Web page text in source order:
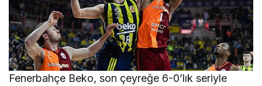
Fenerbahçe Beko, son çeyreğe 6-0’lık seriyle